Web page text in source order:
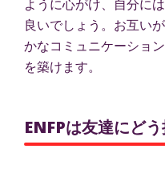
ように心がけ、自分に
良いでしょう。お互い
かなコミュニケーショ
を築けます。
ENFPは友達にど